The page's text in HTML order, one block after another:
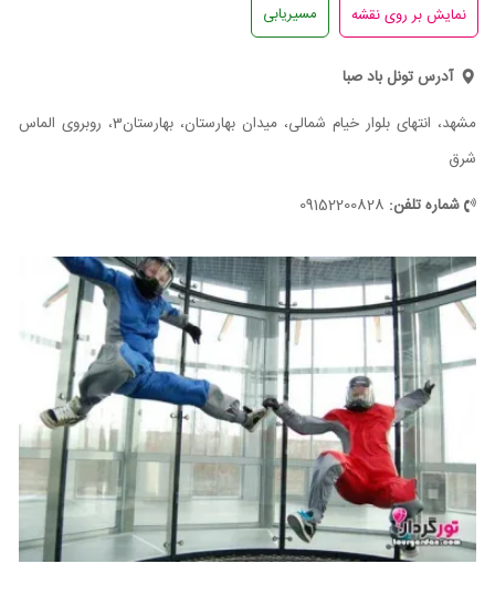
مسیریابی
آدرس تونل باد صبا
مشهد، انتهای بلوار خیام شمالی، میدان بهارستان، بهارستان3، روبروی الماس
شرق
شماره تلفن: